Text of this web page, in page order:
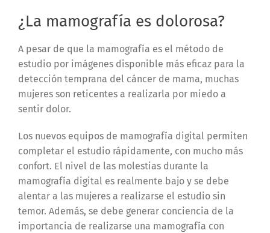
¿La mamografía es dolorosa?
A pesar de que la mamografía es el método de
estudio por imágenes disponible más eficaz para la
detección temprana del cáncer de mama, muchas
mujeres son reticentes a realizarla por miedo a
sentir dolor.
Los nuevos equipos de mamografía digital permiten
completar el estudio rápidamente, con mucho más
confort. El nivel de las molestias durante la
mamografía digital es realmente bajo y se debe
alentar a las mujeres a realizarse el estudio sin
temor. Además, se debe generar conciencia de la
importancia de realizarse una mamografía con